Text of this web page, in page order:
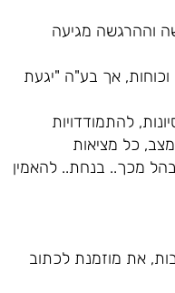
וההרגשה מגיעה
אך בע"ה "יגעת
להתמודדויות
כל מציאות
מכך.. בנחת.. להאמין
את מוזמנת לכתוב